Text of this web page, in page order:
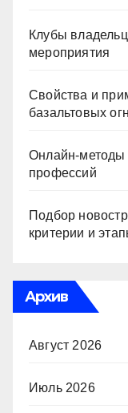
Клубы
мероприятия
Свойства и
базальтовых
Онлайн-методы
профессий
Подбор
критерии и
Архив
Август 2026
Июль 2026